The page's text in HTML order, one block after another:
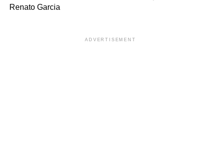
Renato Garcia
ADVERTISEMENT